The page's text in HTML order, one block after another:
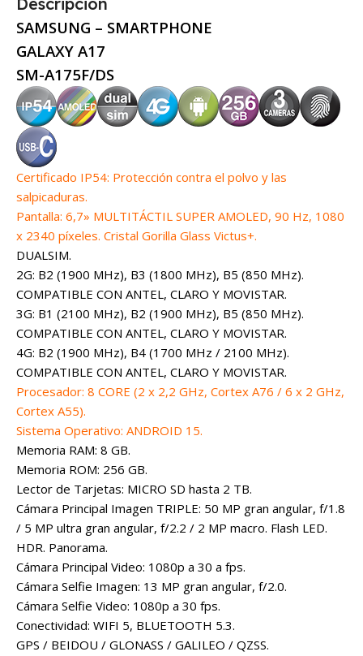
SAMSUNG – SMARTPHONE
GALAXY A17
SM-A175F/DS
Certificado IP54: Protección contra el polvo y las
salpicaduras.
Pantalla: 6,7» MULTITÁCTIL SUPER AMOLED, 90 Hz, 1080
x 2340 píxeles. Cristal Gorilla Glass Victus+.
DUALSIM.
2G: B2 (1900 MHz), B3 (1800 MHz), B5 (850 MHz).
COMPATIBLE CON ANTEL, CLARO Y MOVISTAR.
3G: B1 (2100 MHz), B2 (1900 MHz), B5 (850 MHz).
COMPATIBLE CON ANTEL, CLARO Y MOVISTAR.
4G: B2 (1900 MHz), B4 (1700 MHz / 2100 MHz).
COMPATIBLE CON ANTEL, CLARO Y MOVISTAR.
Procesador: 8 CORE (2 x 2,2 GHz, Cortex A76 / 6 x 2 GHz,
Cortex A55).
Sistema Operativo: ANDROID 15.
Memoria RAM: 8 GB.
Memoria ROM: 256 GB.
Lector de Tarjetas: MICRO SD hasta 2 TB.
Cámara Principal Imagen TRIPLE: 50 MP gran angular, f/1.8
/ 5 MP ultra gran angular, f/2.2 / 2 MP macro. Flash LED.
HDR. Panorama.
Cámara Principal Video: 1080p a 30 a fps.
Cámara Selfie Imagen: 13 MP gran angular, f/2.0.
Cámara Selfie Video: 1080p a 30 fps.
Conectividad: WIFI 5, BLUETOOTH 5.3.
GPS / BEIDOU / GLONASS / GALILEO / QZSS.